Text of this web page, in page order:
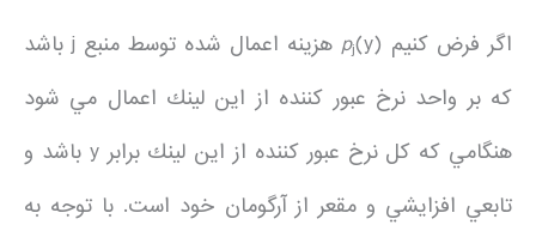
اگر فرض كنيم pj
(y) هزينه اعمال شده توسط منبع j باشد
كه بر واحد نرخ عبور كننده از اين لينك اعمال مي شود
هنگامي كه كل نرخ عبور كننده از اين لينك برابر y باشد و
تابعي افزايشي و مقعر از آرگومان خود است. با توجه به